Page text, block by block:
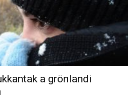
a grönlandi